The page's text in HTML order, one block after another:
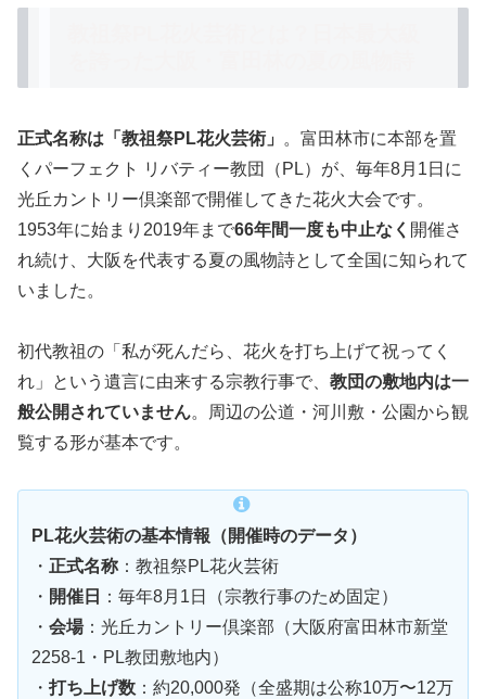
正式名称は「教祖祭PL花火芸術」
。富田林市に本部を置
くパーフェクト リバティー教団（PL）が、毎年8月1日に
光丘カントリー倶楽部で開催してきた花火大会です。
1953年に始まり2019年まで66年間一度も中止なく 開催さ
れ続け、大阪を代表する夏の風物詩として全国に知られて
いました。
初代教祖の「私が死んだら、花火を打ち上げて祝ってく
れ」という遺言に由来する宗教行事で、 教団の敷地内は一
般公開されていません。周辺の公道・河川敷・公園から観
覧する形が基本です。
PL花火芸術の基本情報（開催時のデータ）
・ 正式名称 ：教祖祭PL花火芸術
・ 開催日
：毎年8月1日（宗教行事のため固定）
・ 会場：光丘カントリー倶楽部（大阪府富田林市新堂
2258-1・PL教団敷地内）
・ 打ち上げ数 ：約20,000発（全盛期は公称10万〜12万